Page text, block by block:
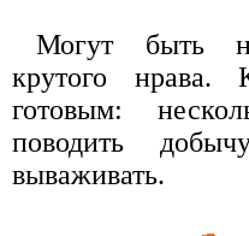
Могут быть
крутого
готовым:
поводить
вываживать.